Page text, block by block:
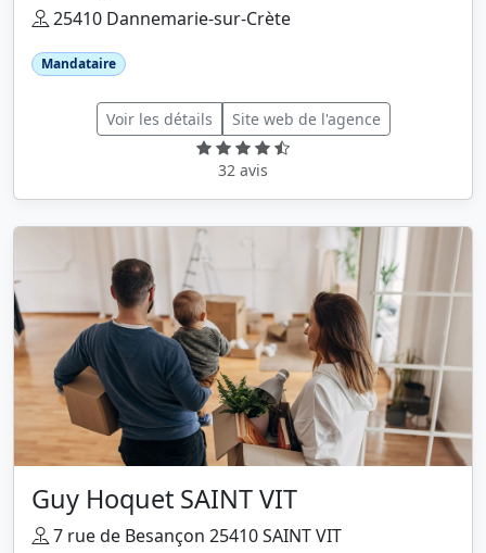
25410 Dannemarie-sur-Crète
Mandataire
Voir les détails Site web de l'agence
32 avis
Guy Hoquet SAINT VIT
7 rue de Besançon 25410 SAINT VIT